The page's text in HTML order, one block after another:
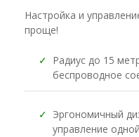
Настройка и
проще!
✓ Радиус до 15
беспроводное
✓ Эргономичный
управление